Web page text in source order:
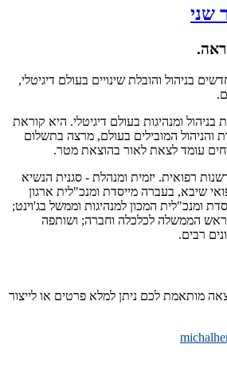
שני
בניהול והובלת שינויים בעולם דיגיטלי,
ומנהיגות בעולם דיגיטלי. היא קוראת
והניהול המובילים בעולם, מרצה בתשלום
עומד לצאת לאור בהוצאת מטר.
רפואית. יזמית ומנהלת - סגנית הנשיא
שיבא, בעברה מייסדת ומנכ"לית ארגון
ומנכ"לית המכון למנהיגות וממשל בג'וינט;
הממשלה לכלכלה וחברה; ושותפה
רבים.
מותאמת לכם ניתן למלא פרטים או לייצור